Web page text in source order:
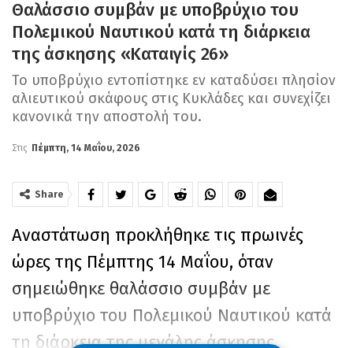
Θαλάσσιο συμβάν με υποβρύχιο του
Πολεμικού Ναυτικού κατά τη διάρκεια
της άσκησης «Καταιγίς 26»
Το υποβρύχιο εντοπίστηκε εν καταδύσει πλησίον
αλιευτικού σκάφους στις Κυκλάδες και συνεχίζει
κανονικά την αποστολή του.
Στις Πέμπτη, 14 Μαΐου, 2026
Share
Αναστάτωση προκλήθηκε τις πρωινές
ώρες της Πέμπτης 14 Μαΐου, όταν
σημειώθηκε θαλάσσιο συμβάν με
υποβρύχιο του Πολεμικού Ναυτικού κατά
τη διάρκεια της μεγάλης άσκησης